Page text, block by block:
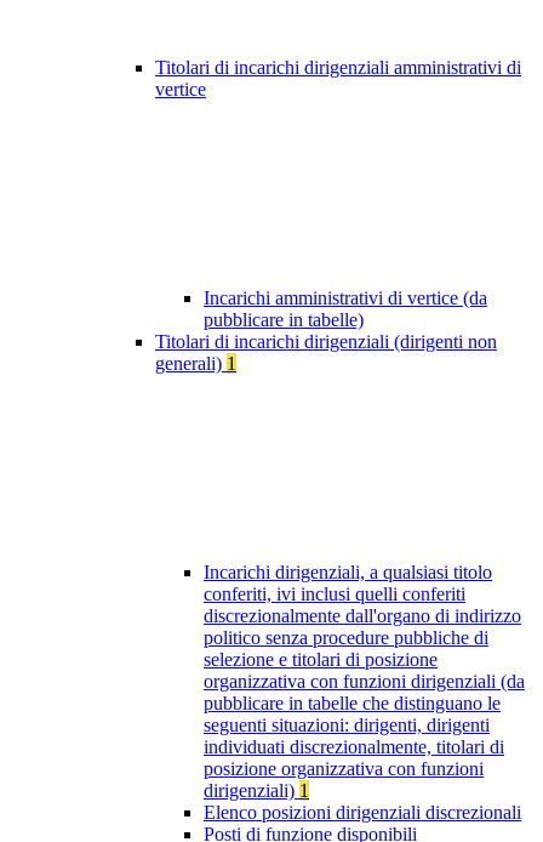
Titolari di incarichi dirigenziali amministrativi di
vertice
Incarichi amministrativi di vertice (da
pubblicare in tabelle)
Titolari di incarichi dirigenziali (dirigenti non
generali) 1
Incarichi dirigenziali, a qualsiasi titolo
conferiti, ivi inclusi quelli conferiti
discrezionalmente dall'organo di indirizzo
politico senza procedure pubbliche di
selezione e titolari di posizione
organizzativa con funzioni dirigenziali (da
pubblicare in tabelle che distinguano le
seguenti situazioni: dirigenti, dirigenti
individuati discrezionalmente, titolari di
posizione organizzativa con funzioni
dirigenziali) 1
Elenco posizioni dirigenziali discrezionali
Posti di funzione disponibili